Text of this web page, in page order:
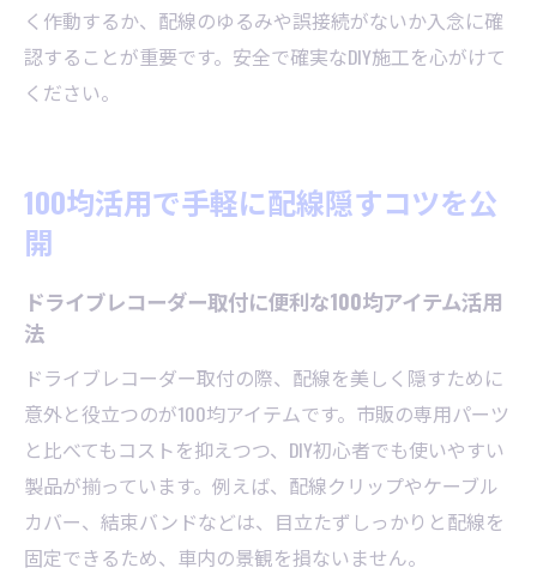
く作動するか、配線のゆるみや誤接続がないか入念に確
認することが重要です。安全で確実なDIY施工を心がけて
ください。
100均活用で手軽に配線隠すコツを公
開
ドライブレコーダー取付に便利な100均アイテム活用
法
ドライブレコーダー取付の際、配線を美しく隠すために
意外と役立つのが100均アイテムです。市販の専用パーツ
と比べてもコストを抑えつつ、DIY初心者でも使いやすい
製品が揃っています。例えば、配線クリップやケーブル
カバー、結束バンドなどは、目立たずしっかりと配線を
固定できるため、車内の景観を損ないません。